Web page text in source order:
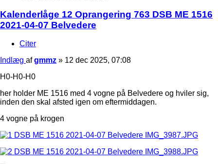
Kalenderlåge 12 Oprangering 763 DSB ME 1516
2021-04-07 Belvedere
Citer
Indlæg afgmmz » 12 dec 2025, 07:08
H0-H0-H0
her holder ME 1516 med 4 vogne på Belvedere og hviler sig,
inden den skal afsted igen om eftermiddagen.
4 vogne på krogen